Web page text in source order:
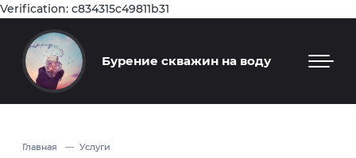
Verification: c834315c49811b31
Бурение скважин на воду
Главная Услуги